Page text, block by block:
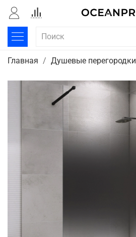
Главная Душевые перегородки